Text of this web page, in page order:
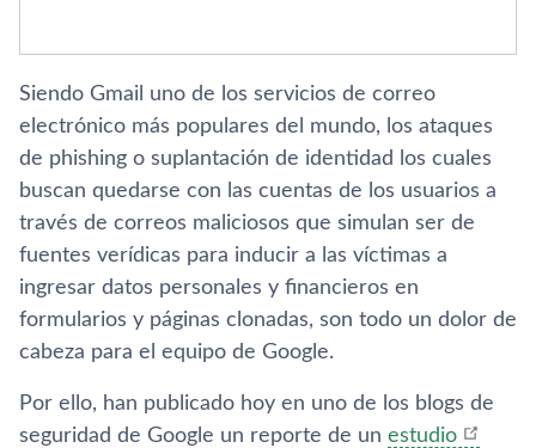
Siendo Gmail uno de los servicios de correo
electrónico más populares del mundo, los ataques
de phishing o suplantación de identidad los cuales
buscan quedarse con las cuentas de los usuarios a
través de correos maliciosos que simulan ser de
fuentes verí­dicas para inducir a las ví­ctimas a
ingresar datos personales y financieros en
formularios y páginas clonadas, son todo un dolor de
cabeza para el equipo de Google.
Por ello, han publicado hoy en uno de los blogs de
seguridad de Google un reporte de un estudio